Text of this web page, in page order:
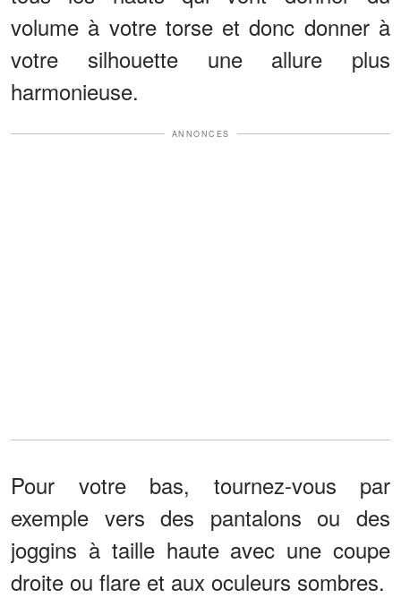
volume à votre torse et donc donner à
votre silhouette une allure plus
harmonieuse.
ANNONCES
Pour votre bas, tournez-vous par
exemple vers des pantalons ou des
joggins à taille haute avec une coupe
droite ou flare et aux oculeurs sombres.